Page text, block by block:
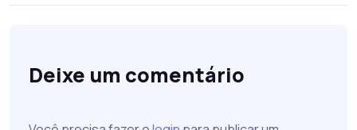
Deixe um comentário